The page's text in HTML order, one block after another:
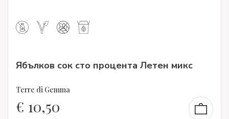
Ябълков сок сто процента Летен микс
Terre di Gemma
€ 10,50